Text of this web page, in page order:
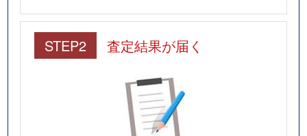
STEP2 査定結果が届く